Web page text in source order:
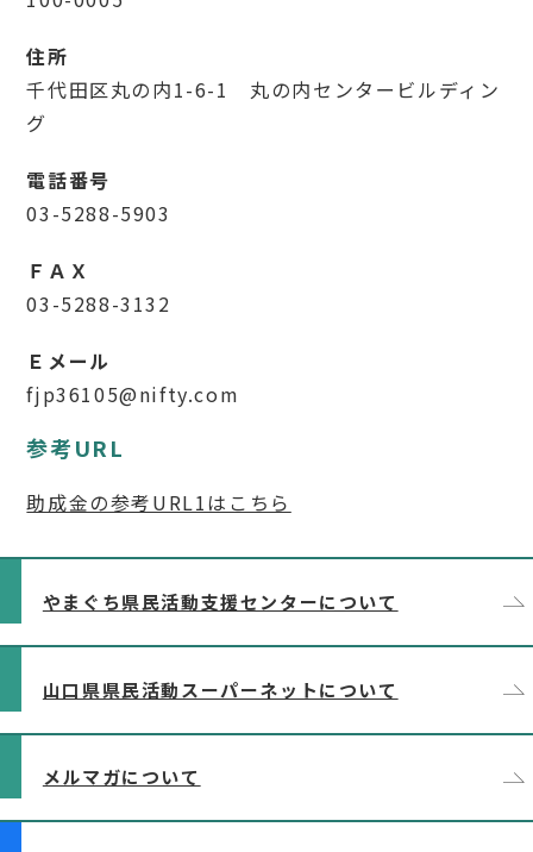
住所
千代田区丸の内1-6-1 丸の内センタービルディン
グ
電話番号
03-5288-5903
ＦＡＸ
03-5288-3132
Ｅメール
fjp36105@nifty.com
参考URL
助成金の参考URL1はこちら
やまぐち県民活動支援センターについて
山口県県民活動スーパーネットについて
メルマガについて